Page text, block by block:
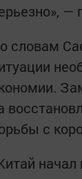
—
словам
с